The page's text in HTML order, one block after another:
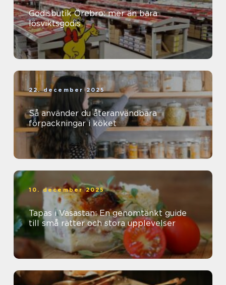
Godisbutik Örebro: mer än bara
lösviktsgodis
22. december 2025
Så använder du återanvändbara
förpackningar i köket
10. december 2025
Tapas i Vasastan: En genomtänkt guide
till små rätter och stora upplevelser